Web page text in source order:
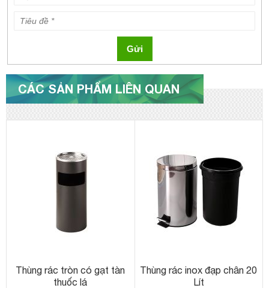
Gửi
CÁC SẢN PHẨM LIÊN QUAN
Thùng rác tròn có gạt tàn
thuốc lá
Thùng rác inox đạp chân 20
Lít